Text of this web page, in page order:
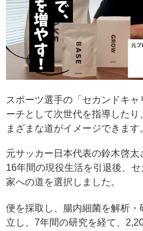
スポーツ選手の「セカンドキ
ーチとして次世代を指導したり
まざまな道がイメージできます
元サッカー日本代表の鈴木啓
16年間の現役生活を引退後、
家への道を選択しました。
便を採取し、腸内細菌を解析
立し、7年間の研究を経て、